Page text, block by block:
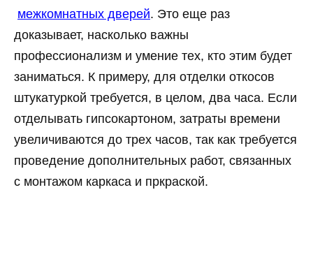
межкомнатных дверей. Это еще раз
доказывает, насколько важны
профессионализм и умение тех, кто этим будет
заниматься. К примеру, для отделки откосов
штукатуркой требуется, в целом, два часа. Если
отделывать гипсокартоном, затраты времени
увеличиваются до трех часов, так как требуется
проведение дополнительных работ, связанных
с монтажом каркаса и пркраской.